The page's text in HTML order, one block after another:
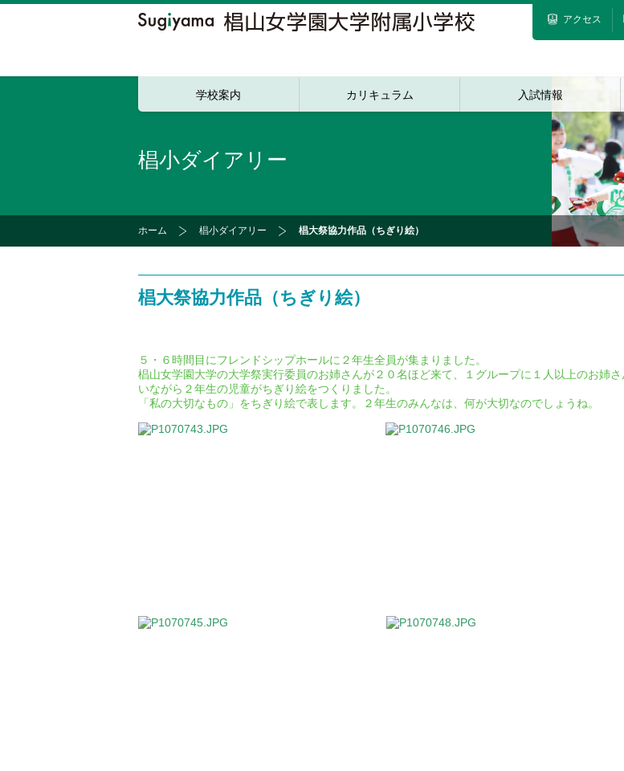
アクセス
学校案内 カリキュラム 入試情報
椙小ダイアリー
ホーム 椙小ダイアリー 椙大祭協力作品（ちぎり絵）
椙大祭協力作品（ちぎり絵）
５・６時間目にフレンドシップホールに２年生全員が集まりました。
椙山女学園大学の大学祭実行委員のお姉さんが２０名ほど来て、１グループに１人以上のお姉
いながら２年生の児童がちぎり絵をつくりました。
「私の大切なもの」をちぎり絵で表します。２年生のみんなは、何が大切なのでしょうね。